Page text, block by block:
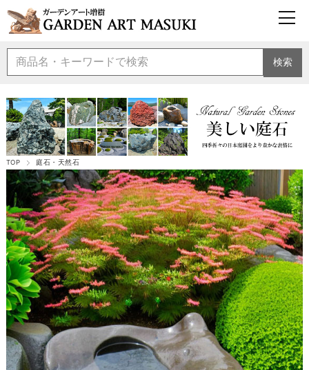
検索
TOP 庭石・天然石